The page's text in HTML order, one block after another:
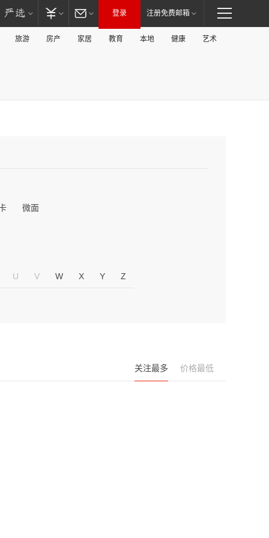
登录 注册免费邮箱
旅游 房产 家居 教育 本地 健康 艺术
微面
U V W X Y Z
关注最多 价格最低